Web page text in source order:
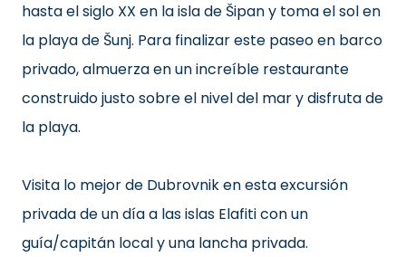
hasta el siglo XX en la isla de Šipan y toma el sol en
la playa de Šunj. Para finalizar este paseo en barco
privado, almuerza en un increíble restaurante
construido justo sobre el nivel del mar y disfruta de
la playa.
Visita lo mejor de Dubrovnik en esta excursión
privada de un día a las islas Elafiti con un
guía/capitán local y una lancha privada.